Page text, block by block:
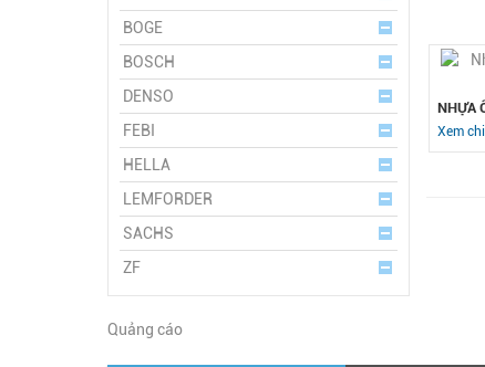
BOGE
BOSCH
DENSO
FEBI
HELLA
LEMFORDER
SACHS
ZF
Quảng cáo
NHỰA
Xem